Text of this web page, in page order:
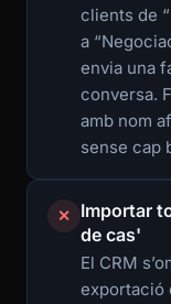
clients de
a
envia una
conversa.
amb nom
sense cap
✕
Importar
de cas'
El CRM
exportació